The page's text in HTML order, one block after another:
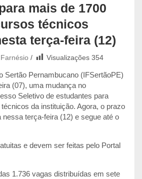
mais de 1700
técnicos
terça-feira (12)
Farnésio Visualizações 354
Sertão Pernambucano (IFSertãoPE)
(07), uma mudança no
Seletivo de estudantes para
da instituição. Agora, o prazo
terça-feira (12) e segue até o
e devem ser feitas pelo Portal
1.736 vagas distribuídas em sete